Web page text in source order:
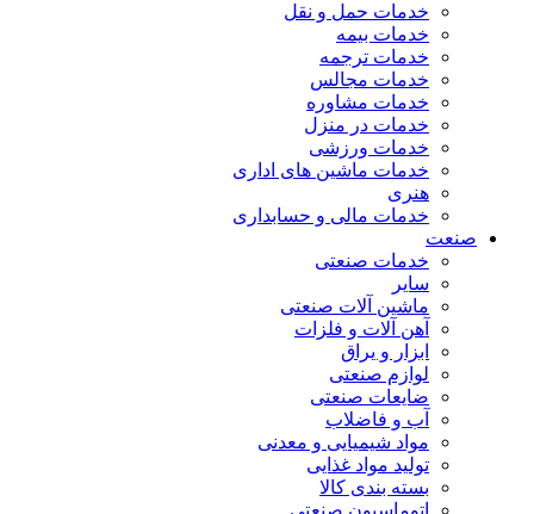
خدمات حمل و نقل
خدمات بیمه
خدمات ترجمه
خدمات مجالس
خدمات مشاوره
خدمات در منزل
خدمات ورزشی
خدمات ماشین های اداری
هنری
خدمات مالی و حسابداری
صنعت
خدمات صنعتی
سایر
ماشین آلات صنعتی
آهن آلات و فلزات
ابزار و یراق
لوازم صنعتی
ضایعات صنعتی
آب و فاضلاب
مواد شیمیایی و معدنی
تولید مواد غذایی
بسته بندی کالا